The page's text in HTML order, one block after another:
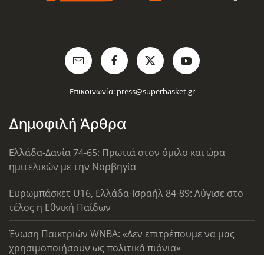
Επικοινωνία: press@superbasket.gr
Δημοφιλή Άρθρα
Ελλάδα-Δανία 74-65: Πρωτιά στον όμιλο και ώρα
ημιτελικών με την Νορβηγία
Ευρωμπάσκετ U16, Ελλάδα-Ισραήλ 84-89: Λύγισε στο
τέλος η Εθνική Παίδων
Ένωση Παικτριών WNBA: «Δεν επιτρέπουμε να μας
χρησιμοποιήσουν ως πολιτικά πιόνια»